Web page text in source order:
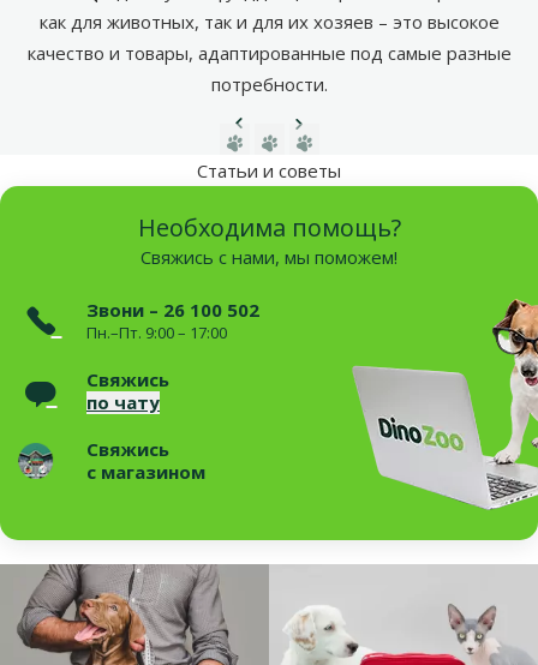
как для животных, так и для их хозяев – это высокое
качество и товары, адаптированные под самые разные
потребности.
Предыдущая страница
Следующая страница
Статьи и советы
Необходима помощь?
Свяжись с нами, мы поможем!
Звони – 26 100 502
Пн.–Пт. 9:00 – 17:00
Свяжись
по чату
Свяжись
с магазином